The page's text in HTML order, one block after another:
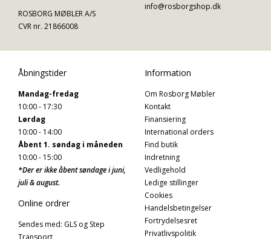
ROSBORG MØBLER A/S
CVR nr. 21866008
info@rosborgshop.dk
Åbningstider
Mandag-fredag
10:00 - 17:30
Lørdag
10:00 - 14:00
Åbent 1. søndag i måneden
10:00 - 15:00
*Der er ikke åbent søndage i juni,
juli & august.
Online ordrer
Sendes med: GLS og Step
Transport
Information
Om Rosborg Møbler
Kontakt
Finansiering
International orders
Find butik
Indretning
Vedligehold
Ledige stillinger
Cookies
Handelsbetingelser
Fortrydelsesret
Privatlivspolitik